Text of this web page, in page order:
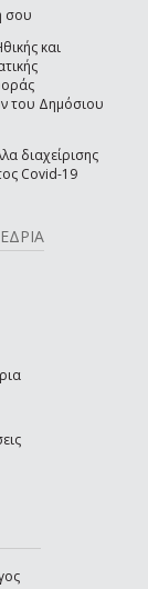
σου
και
του Δημόσιου
διαχείρισης
Covid-19